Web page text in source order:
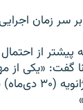
از
به ایرنا گفت:
آن موافقت